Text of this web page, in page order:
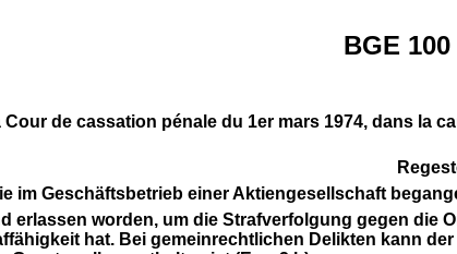
BGE 100
Cour de cassation pénale du 1er mars 1974, dans la
im Geschäftsbetrieb einer Aktiengesellschaft
erlassen worden, um die Strafverfolgung gegen
hat. Bei gemeinrechtlichen Delikten kann